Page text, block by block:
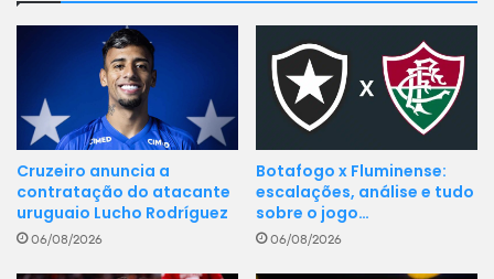
Cruzeiro anuncia a
contratação do atacante
uruguaio Lucho Rodríguez
06/08/2026
Botafogo x Fluminense:
escalações, análise e tudo
sobre o jogo…
06/08/2026